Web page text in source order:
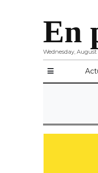
Wednesday, August
En